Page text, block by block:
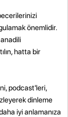
önemlidir.
hatta bir
podcast'leri,
dinleme
iyi anlamanıza